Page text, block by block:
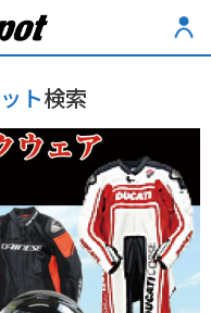
ト検索